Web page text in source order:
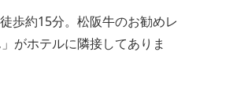
歩約15分。松阪牛のお勧めレ
がホテルに隣接してありま